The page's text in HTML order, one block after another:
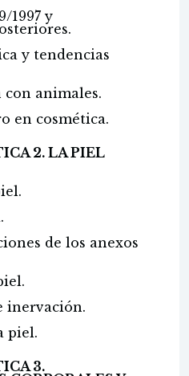
1997 y
y tendencias
animales.
en cosmética.
2. LA PIEL
de los anexos
inervación.
piel.
3.